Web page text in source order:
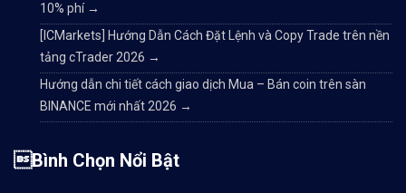
10% phí →
[ICMarkets] Hướng Dẫn Cách Đặt Lệnh và Copy Trade trên nền
tảng cTrader 2026 →
Hướng dẫn chi tiết cách giao dịch Mua – Bán coin trên sàn
BINANCE mới nhất 2026 →
Bình Chọn Nổi Bật